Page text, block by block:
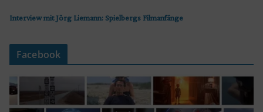
Interview mit Jörg Liemann: Spielbergs Filmanfänge
Facebook